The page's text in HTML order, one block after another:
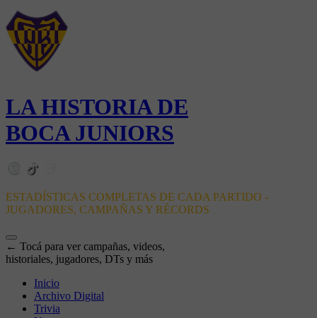
LA HISTORIA DE
BOCA JUNIORS
ESTADÍSTICAS COMPLETAS DE CADA PARTIDO -
JUGADORES, CAMPAÑAS Y RÉCORDS
← Tocá para ver campañas, videos,
historiales, jugadores, DTs y más
Inicio
Archivo Digital
Trivia